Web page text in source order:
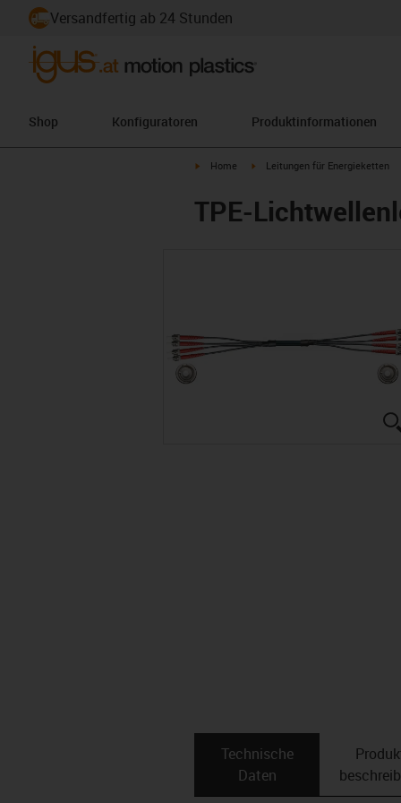
Versandfertig ab 24 Stunden
Shop Konfiguratoren Produktinformationen
igus-icon-arrow-right
Home igus-icon-arrow-right
Leitungen für Energieketten
TPE-
Technische
Daten